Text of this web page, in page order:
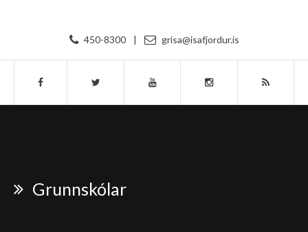
450-8300 | grisa@isafjordur.is
Grunnskólar